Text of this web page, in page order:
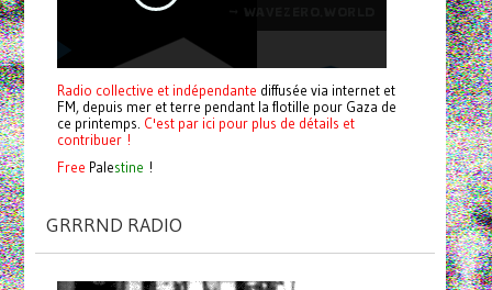
Radio collective et indépendante diffusée via internet et
FM, depuis mer et terre pendant la flotille pour Gaza de
ce printemps. C'est par ici pour plus de détails et
contribuer !
Free Palestine !
GRRRND RADIO